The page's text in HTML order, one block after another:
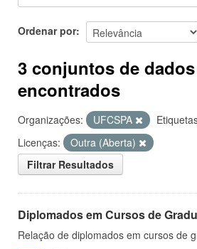
Sobre
Ordenar por
3 conjuntos de dados
encontrados
Organizações: UFCSPA
Licenças:
Outra (Aberta)
Filtrar Resultados
Diplomados em Cursos de
Relação de diplomados em cursos de